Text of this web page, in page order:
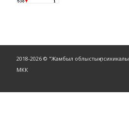
2018-2026 © "Жамбыл облыстық
МКК